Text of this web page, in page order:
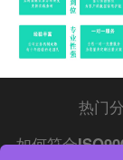
热门
如何符合